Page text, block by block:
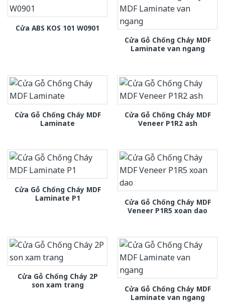
Cửa ABS KOS 101 W0901
Cửa Gỗ Chống Cháy MDF
Laminate van ngang
Cửa Gỗ Chống Cháy MDF
Laminate
Cửa Gỗ Chống Cháy MDF
Veneer P1R2 ash
Cửa Gỗ Chống Cháy MDF
Laminate P1
Cửa Gỗ Chống Cháy MDF
Veneer P1R5 xoan dao
Cửa Gỗ Chống Cháy 2P
son xam trang
Cửa Gỗ Chống Cháy MDF
Laminate van ngang